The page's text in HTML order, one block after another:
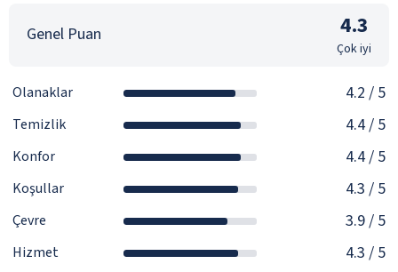
Genel Puan 4.3
Çok iyi
Olanaklar 4.2 / 5
Temizlik 4.4/ 5
Konfor 4.4/ 5
Koşullar 4.3 / 5
Çevre 3.9/ 5
Hizmet 4.3 / 5